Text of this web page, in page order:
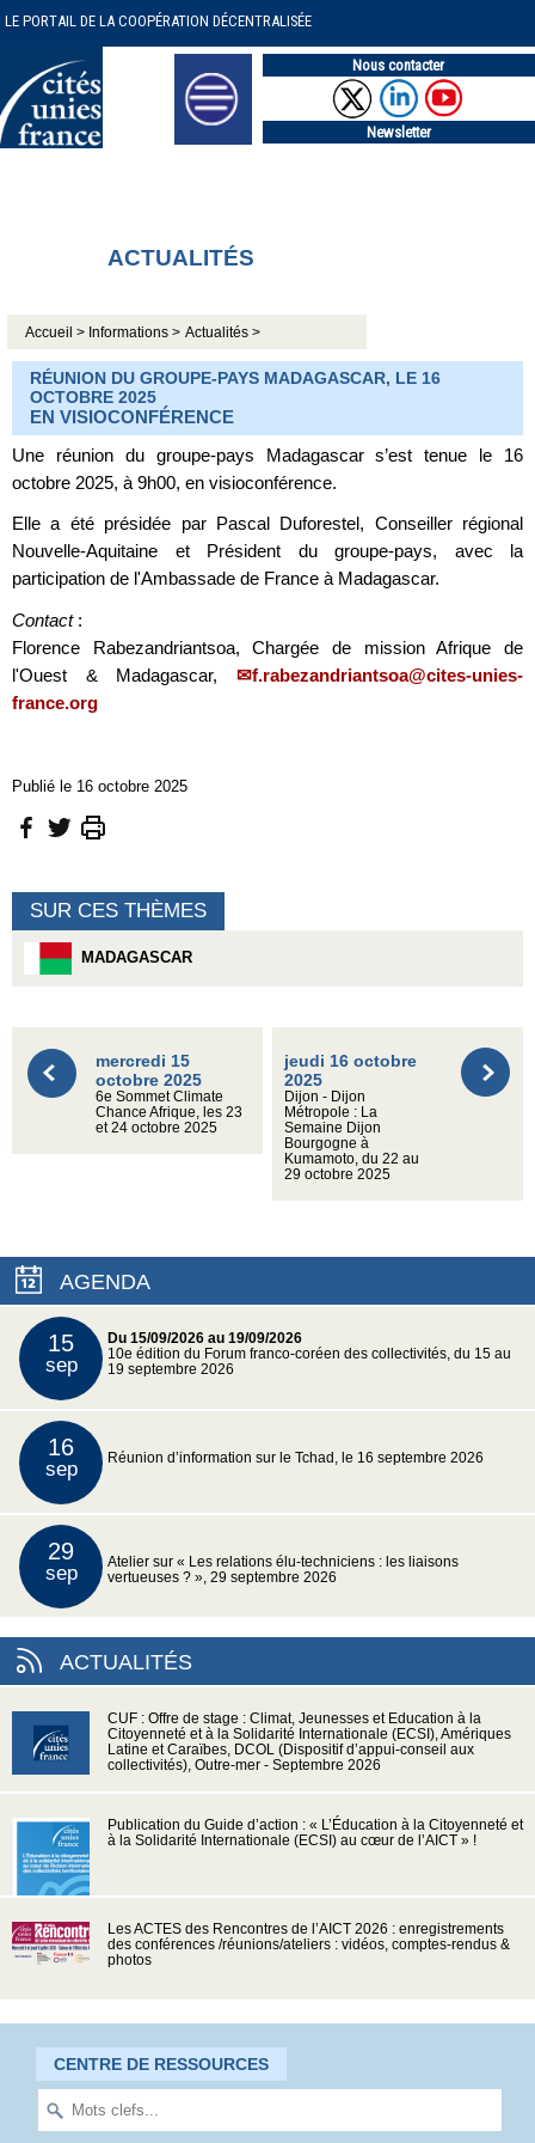
LE PORTAIL DE LA COOPÉRATION DÉCENTRALISÉE
Nous contacter
Newsletter
ACTUALITÉS
Accueil > Informations > Actualités >
RÉUNION DU GROUPE-PAYS MADAGASCAR, LE 16
OCTOBRE 2025
EN VISIOCONFÉRENCE
Une réunion du groupe-pays Madagascar s’est tenue le 16
octobre 2025, à 9h00, en visioconférence.
Elle a été présidée par Pascal Duforestel, Conseiller régional
Nouvelle-Aquitaine et Président du groupe-pays, avec la
participation de l'Ambassade de France à Madagascar.
Contact:
Florence Rabezandriantsoa, Chargée de mission Afrique de
l'Ouest & Madagascar,
f.rabezandriantsoa@cites-unies-
france.org
Publié le 16 octobre 2025
SUR CES THÈMES
MADAGASCAR
mercredi 15
octobre 2025
6e Sommet Climate
Chance Afrique, les 23
et 24 octobre 2025
jeudi 16 octobre
2025
Dijon - Dijon
Métropole : La
Semaine Dijon
Bourgogne à
Kumamoto, du 22 au
29 octobre 2025
AGENDA
15
sep
Du 15/09/2026 au 19/09/2026
10e édition du Forum franco-coréen des collectivités, du 15 au
19 septembre 2026
16
sep Réunion d’information sur le Tchad, le 16 septembre 2026
29
sep
Atelier sur « Les relations élu-techniciens : les liaisons
vertueuses ? », 29 septembre 2026
ACTUALITÉS
CUF : Offre de stage : Climat, Jeunesses et Education à la
Citoyenneté et à la Solidarité Internationale (ECSI), Amériques
Latine et Caraïbes, DCOL (Dispositif d’appui-conseil aux
collectivités), Outre-mer - Septembre 2026
Publication du Guide d’action : « L’Éducation à la Citoyenneté et
à la Solidarité Internationale (ECSI) au cœur de l’AICT » !
Les ACTES des Rencontres de l’AICT 2026 : enregistrements
des conférences /réunions/ateliers : vidéos, comptes-rendus &
photos
CENTRE DE RESSOURCES